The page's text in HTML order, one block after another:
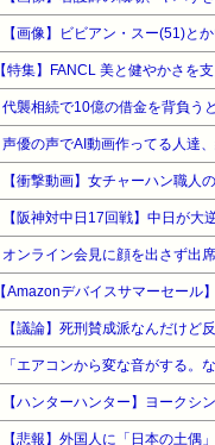
【画像】ビビアン・スー(51)と
【特集】FANCL 美と健やかさを
代襲相続で10億の借金を背負う
声優の声でAI動画作ってる人達
【衝撃動画】女チャーハン職人
オンライン会見に顔を出さず出
【議論】死刑賛成派なんだけど
「エアコンから変な音がする
【ハンターハンター】ヨークシ
【悲報】外国人に「日本の土偶